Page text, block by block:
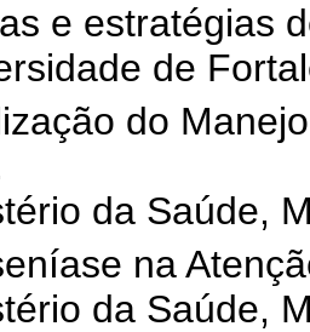
e estratégias
de
do
da Saúde,
na
da Saúde,